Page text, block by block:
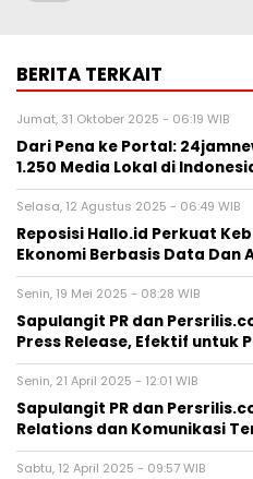
BERITA TERKAIT
Jumat, 31 Oktober 2025 - 06:19 WIB
Dari Pena ke Portal:
1.250 Media Lokal di
Selasa, 12 Agustus 2025 - 06:49 WIB
Reposisi Hallo.id Perkuat
Ekonomi Berbasis Data Dan
Senin, 19 Mei 2025 - 08:28 WIB
Sapulangit PR dan
Press Release, Efektif untuk
Senin, 21 April 2025 - 12:01 WIB
Sapulangit PR dan
Relations dan Komunikasi
Sabtu, 12 April 2025 - 09:57 WIB